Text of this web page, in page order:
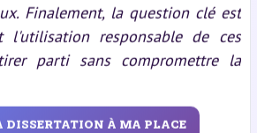
Finalement, la question clé est
l'utilisation responsable de ces
parti sans compromettre la
DISSERTATION À MA PLACE